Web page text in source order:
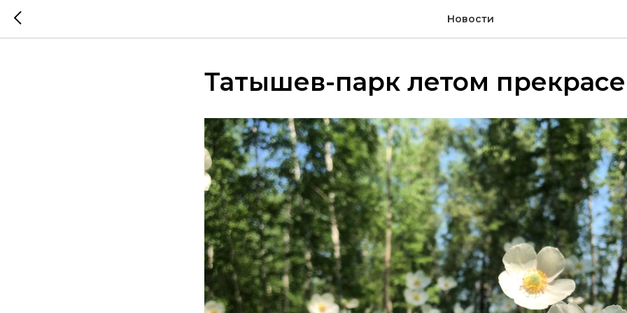
Новости
Татышев-парк летом